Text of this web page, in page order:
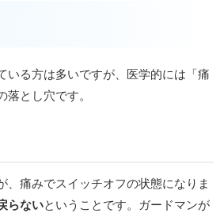
いる方は多いですが、医学的には「痛
とし穴です。
痛みでスイッチオフの状態になりま
らないということです。ガードマンが